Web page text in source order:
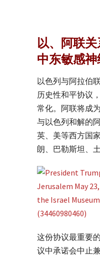
以、阿联
中东敏感神
以色列与阿拉伯
历史性和平协议
常化。阿联将成
与以色列和解的
英、美等西方国
朗、巴勒斯坦、
这份协议最重要
议中承诺会中止